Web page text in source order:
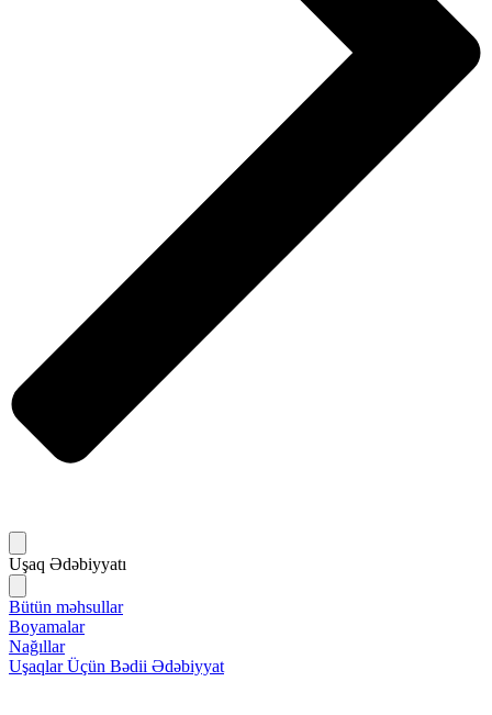
Uşaq Ədəbiyyatı
Bütün məhsullar
Boyamalar
Nağıllar
Uşaqlar Üçün Bədii Ədəbiyyat